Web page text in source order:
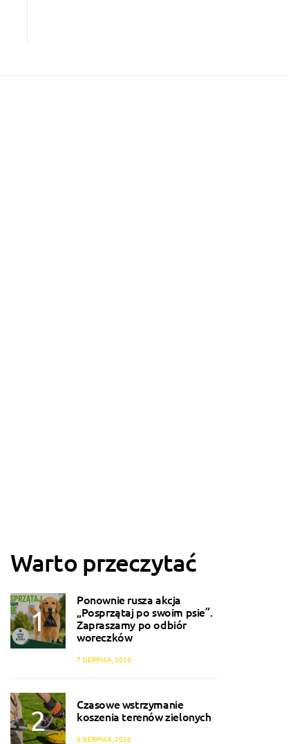
Warto przeczytać
Ponownie rusza akcja
„Posprzątaj po swoim psie”.
Zapraszamy po odbiór
woreczków
7 SIERPNIA, 2026
Czasowe wstrzymanie
koszenia terenów zielonych
6 SIERPNIA, 2026